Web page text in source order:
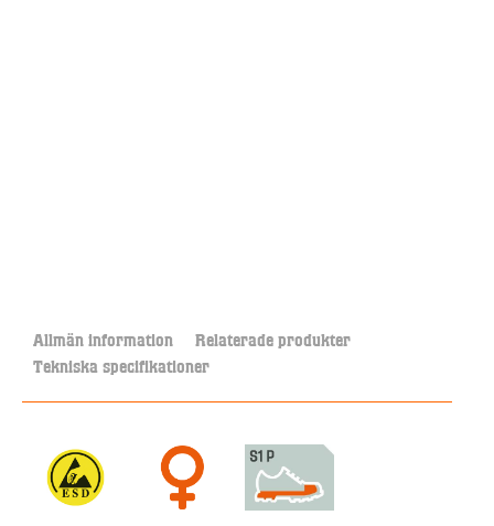
Allmän information Relaterade produkter
Tekniska specifikationer